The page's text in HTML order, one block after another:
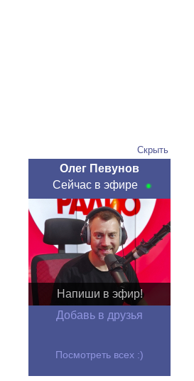
Скрыть
Олег Певунов
Сейчас в эфире
Напиши в эфир!
Добавь в друзья
Посмотреть всех :)